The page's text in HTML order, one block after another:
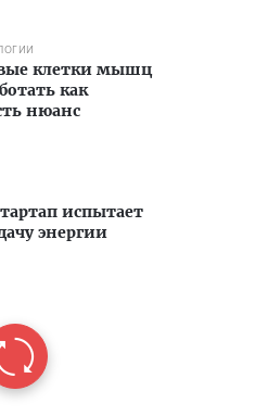
клетки мышц
как
нюанс
испытает
энергии